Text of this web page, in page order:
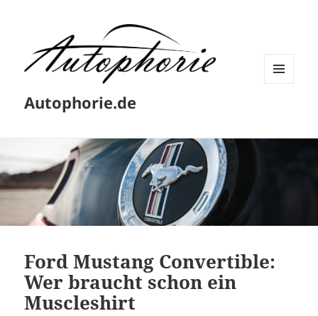
Autophorie.de
Ford Mustang Convertible:
Wer braucht schon ein
Muscleshirt